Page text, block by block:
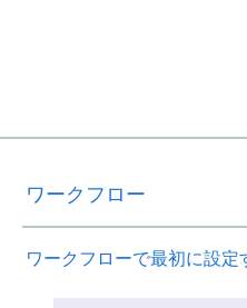
ワークフロー
ワークフローで最初に設定